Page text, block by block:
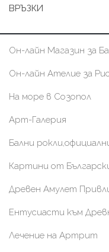
ВРЪЗКИ
Он-лайн Магазин за
Он-лайн Ателие за
На море в Созопол
Арт-Галерия
Бални
Картини от
Древен Амулет
Ентусиасти към
Лечение на Артрит